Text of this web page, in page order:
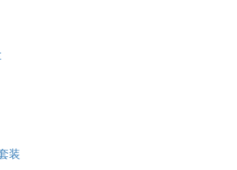
装